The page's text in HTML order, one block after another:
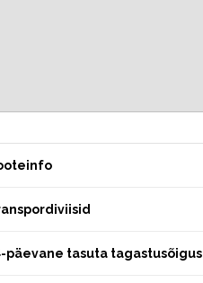
päevane tasuta tagastusõigus